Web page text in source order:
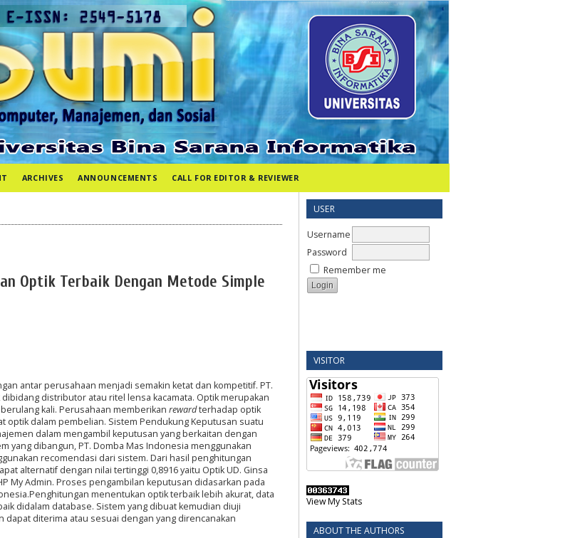
USER
Username
Password
Remember me
VISITOR
View My Stats
ABOUT THE AUTHORS
ARCHIVES ANNOUNCEMENTS CALL FOR EDITOR & REVIEWER
Optik Terbaik Dengan Metode Simple
antar perusahaan menjadi semakin ketat dan kompetitif. PT.
distributor atau ritel lensa kacamata. Optik merupakan
kali. Perusahaan memberikan rewardterhadap optik
dalam pembelian. Sistem Pendukung Keputusan suatu
dalam mengambil keputusan yang berkaitan dengan
yang dibangun, PT. Domba Mas Indonesia menggunakan
recomendasi dari sistem. Dari hasil penghitungan
alternatif dengan nilai tertinggi 0,8916 yaitu Optik UD. Ginsa
My Admin. Proses pengambilan keputusan didasarkan pada
menentukan optik terbaik lebih akurat, data
didalam database. Sistem yang dibuat kemudian diuji
diterima atau sesuai dengan yang direncanakan